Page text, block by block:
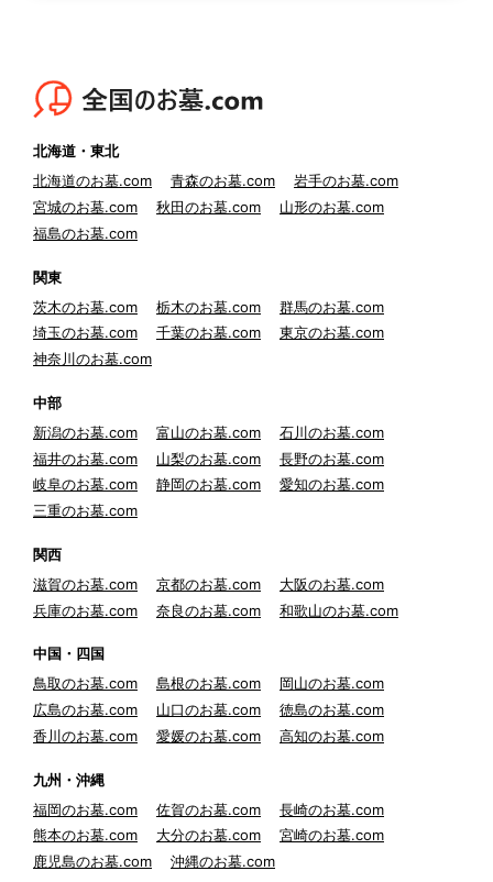
北海道・東北
北海道のお墓.com
青森のお墓.com
岩手のお墓.com
宮城のお墓.com
秋田のお墓.com
山形のお墓.com
福島のお墓.com
関東
茨木のお墓.com
栃木のお墓.com
群馬のお墓.com
埼玉のお墓.com
千葉のお墓.com
東京のお墓.com
神奈川のお墓.com
中部
新潟のお墓.com
富山のお墓.com
石川のお墓.com
福井のお墓.com
山梨のお墓.com
長野のお墓.com
岐阜のお墓.com
静岡のお墓.com
愛知のお墓.com
三重のお墓.com
関西
滋賀のお墓.com
京都のお墓.com
大阪のお墓.com
兵庫のお墓.com
奈良のお墓.com 和歌山のお墓.com
中国・四国
鳥取のお墓.com
島根のお墓.com
岡山のお墓.com
広島のお墓.com
山口のお墓.com
徳島のお墓.com
香川のお墓.com
愛媛のお墓.com 高知のお墓.com
九州・沖縄
福岡のお墓.com
佐賀のお墓.com
長崎のお墓.com
熊本のお墓.com
大分のお墓.com
宮崎のお墓.com
鹿児島のお墓.com
沖縄のお墓.com